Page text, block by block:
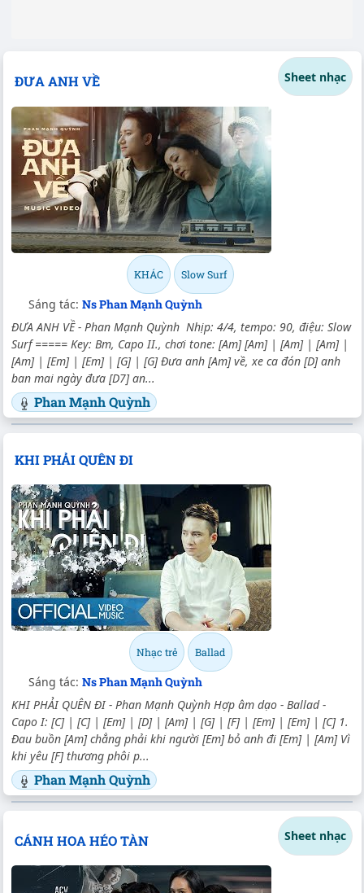
ĐƯA ANH VỀ Sheet nhạc
KHÁC Slow Surf
Sáng tác: Ns Phan Mạnh Quỳnh
ĐƯA ANH VỀ - Phan Mạnh Quỳnh Nhịp: 4/4, tempo: 90, điệu: Slow
Surf ===== Key: Bm, Capo II., chơi tone: [Am] [Am] | [Am] | [Am] |
[Am] | [Em] | [Em] | [G] | [G] Đưa anh [Am] về, xe ca đón [D] anh
ban mai ngày đưa [D7] an...
Phan Mạnh Quỳnh
KHI PHẢI QUÊN ĐI
Nhạc trẻ Ballad
Sáng tác: Ns Phan Mạnh Quỳnh
KHI PHẢI QUÊN ĐI - Phan Mạnh Quỳnh Hợp âm dạo - Ballad -
Capo I: [C] | [C] | [Em] | [D] | [Am] | [G] | [F] | [Em] | [Em] | [C] 1.
Đau buồn [Am] chẳng phải khi người [Em] bỏ anh đi [Em] | [Am] Vì
khi yêu [F] thương phôi p...
Phan Mạnh Quỳnh
CÁNH HOA HÉO TÀN Sheet nhạc